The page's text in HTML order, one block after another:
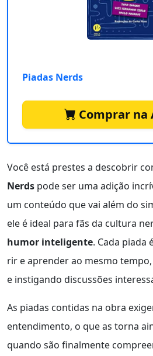
Piadas Nerds
Comprar na
Você está prestes a descobrir
Nerds pode ser uma adição
um conteúdo que vai além do
ele é ideal para fãs da cultura
humor inteligente. Cada piada
rir e aprender ao mesmo
e instigando discussões
As piadas contidas na obra
entendimento, o que as torna
quando são finalmente